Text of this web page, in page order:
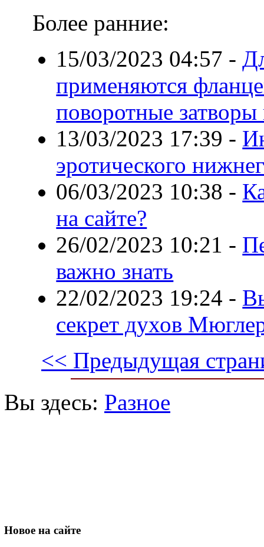
Более ранние:
15/03/2023 04:57 -
применяются
поворотные
13/03/2023 17:39 -
эротического
06/03/2023 10:38 -
на сайте?
26/02/2023 10:21 -
важно знать
22/02/2023 19:24 -
секрет духов
<< Предыдущая
Вы здесь: Разное
Новое на сайте